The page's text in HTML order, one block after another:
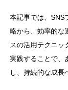
本記事では、SNS
略から、効率的な
スの活用テクニッ
実践することで、
し、持続的な成長